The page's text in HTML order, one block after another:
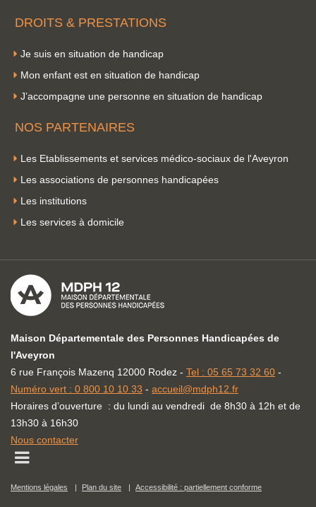
DROITS & PRESTATIONS
Je suis en situation de handicap
Mon enfant est en situation de handicap
J’accompagne une personne en situation de handicap
NOS PARTENAIRES
Les Etablissements et services médico-sociaux de l'Aveyron
Les associations de personnes handicapées
Les institutions
Les services à domicile
Maison Départementale des Personnes Handicapées de
l'Aveyron
6 rue François Mazenq 12000 Rodez - Tel : 05 65 73 32 60 -
Numéro vert : 0 800 10 10 33 - accueil@mdph12.fr
Horaires d’ouverture : du lundi au vendredi de 8h30 à 12h et de
13h30 à 16h30
Nous contacter
Open
menu
Mentions légales Plan du site Accessibilité : partiellement conforme